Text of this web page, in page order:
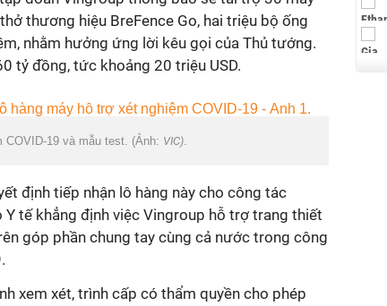
thương hiệu BreFence Go, hai triệu bộ ống
nhằm hưởng ứng lời kêu gọi của Thủ tướng.
tỷ đồng, tức khoảng 20 triệu USD.
19 và mẫu test. (Ảnh: VIC).
định tiếp nhận lô hàng này cho công tác
Y tế khẳng định việc Vingroup hỗ trợ trang thiết
góp phần chung tay cùng cả nước trong công
xem xét, trình cấp có thẩm quyền cho phép